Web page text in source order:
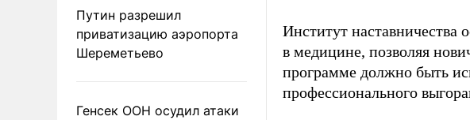
Путин разрешил
приватизацию аэропорта
Шереметьево
Генсек ООН осудил атаки
Институт наставничества
в медицине, позволяя
программе должно быть
профессионального